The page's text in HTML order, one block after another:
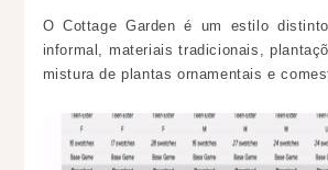
O Cottage Garden é um estilo
informal, materiais tradicionais,
mistura de plantas ornamentais e